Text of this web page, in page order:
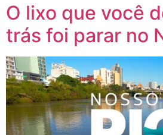
O lixo que você
trás foi parar no